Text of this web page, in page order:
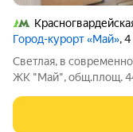
Город-курорт «Май»,
Светлая, в
ЖК "Май", общ.площ.
кв. м. со встроенной
ванная